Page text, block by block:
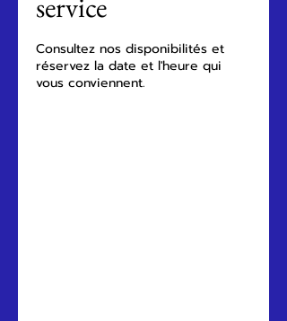
Consultez nos disponibilités et
réservez la date et l'heure qui
vous conviennent.